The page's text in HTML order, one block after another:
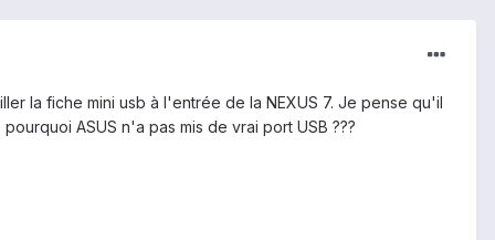
la fiche mini usb à l'entrée de la NEXUS 7. Je pense qu'il
ASUS n'a pas mis de vrai port USB ???